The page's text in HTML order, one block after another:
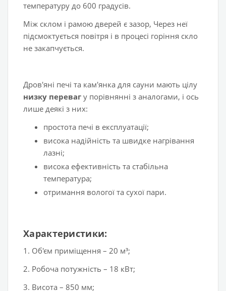
температуру до 600 градусів.
Між склом і рамою дверей є зазор, Через неї
підсмоктується повітря і в процесі горіння скло
не закапчується.
Дров'яні печі та кам'янка для сауни мають цілу
низку переваг у порівнянні з аналогами, і ось
лише деякі з них:
простота печі в експлуатації;
висока надійність та швидке нагрівання
лазні;
висока ефективність та стабільна
температура;
отримання вологої та сухої пари.
Характеристики:
1. Об'єм приміщення – 20 м³;
2. Робоча потужність – 18 кВт;
3. Висота – 850 мм;